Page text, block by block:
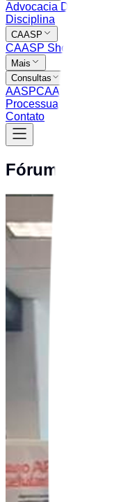
Advocacia Dativa Balcão
Disciplina
CAASP
CAASP Shop
Mais
Consultas
AASPCAASP
Processuais
TRT:
Contato
Fórum